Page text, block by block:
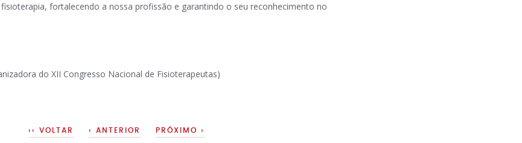
fortalecendo a nossa profissão e garantindo o seu reconhecimento no
do XII Congresso Nacional de Fisioterapeutas)
‹‹ VOLTAR ‹ ANTERIOR PRÓXIMO ›